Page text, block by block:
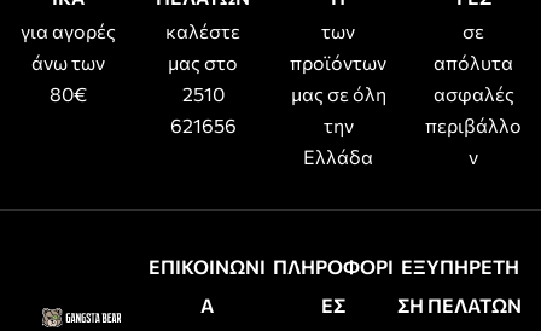
για αγορές
άνω των
80€
καλέστε
μας στο
2510
621656
των
προϊόντων
μας σε όλη
την
Ελλάδα
σε
απόλυτα
ασφαλές
περιβάλλο
ν
ΕΠΙΚΟΙΝΩΝΙ
Α
ΠΛΗΡΟΦΟΡΙ
ΕΣ
ΕΞΥΠΗΡΕΤΗ
ΣΗ ΠΕΛΑΤΩΝ